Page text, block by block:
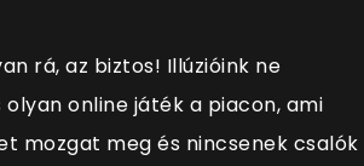
rá, az biztos! Illúzióink ne
olyan online játék a piacon, ami
mozgat meg és nincsenek csalók